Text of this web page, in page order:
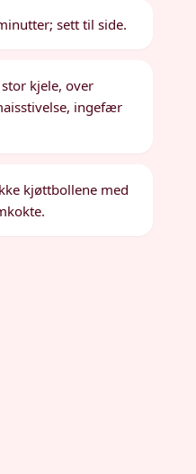
sett til side.
kjele, over
ingefær
kjøttbollene med